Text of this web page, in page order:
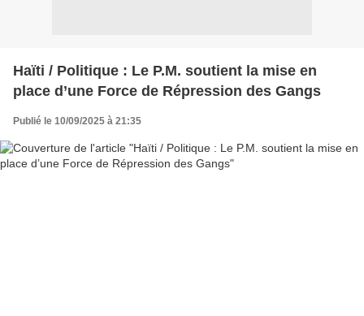
Haïti / Politique : Le P.M. soutient la mise en
place d’une Force de Répression des Gangs
Publié le 10/09/2025 à 21:35